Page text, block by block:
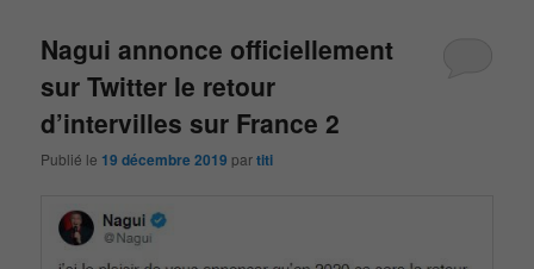
Nagui annonce officiellement
sur Twitter le retour
d’intervilles sur France 2
Publié le 19 décembre 2019 partiti